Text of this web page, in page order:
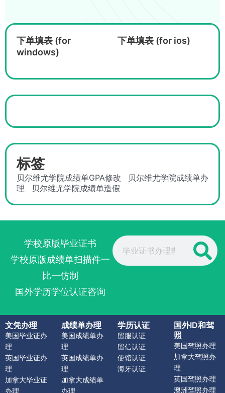
下单填表 (for
windows)
下单填表 (for ios)
标签
贝尔维尤学院成绩单GPA修改
贝尔维尤学院成绩单办
理
贝尔维尤学院成绩单造假
学校原版毕业证书
学校原版成绩单扫描件一
比一仿制
国外学历学位认证咨询
Search
文凭办理
美国毕业证办
理
英国毕业证办
理
加拿大毕业证
办理
成绩单办理
美国成绩单办
理
英国成绩单办
理
加拿大成绩单
办理
学历认证
留服认证
留信认证
使馆认证
海牙认证
国外ID和驾
照
美国驾照办理
加拿大驾照办
理
英国驾照办理
澳洲驾照办理